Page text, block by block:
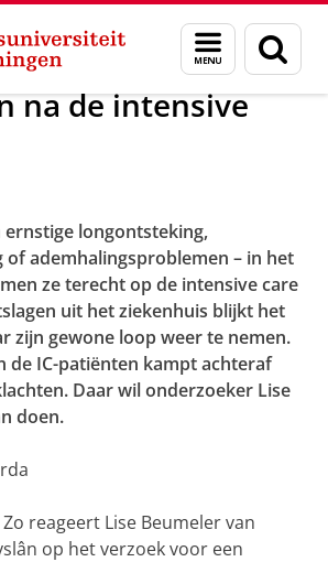
Menu
en
zoeken
Fryslân
na de intensive
ernstige longontsteking,
ademhalingsproblemen – in het
ze terecht op de intensive care
uit het ziekenhuis blijkt het
zijn gewone loop weer te nemen.
de IC-patiënten kampt achteraf
Daar wil onderzoeker Lise
doen.
Zo reageert Lise Beumeler van
op het verzoek voor een